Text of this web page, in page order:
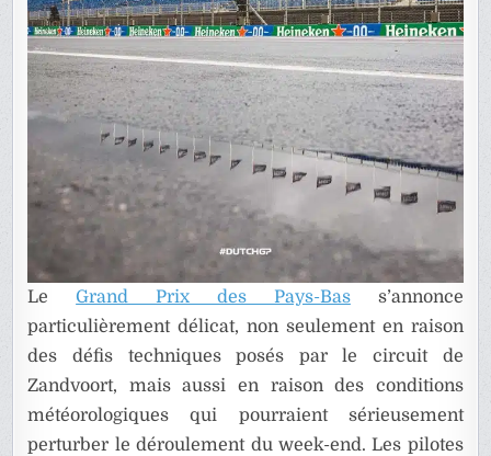
LeGrand Prix des Pays-Bass’annonce
particulièrement délicat, non seulement en raison
des défis techniques posés par le circuit de
Zandvoort, mais aussi en raison des conditions
météorologiques qui pourraient sérieusement
perturber le déroulement du week-end. Les pilotes